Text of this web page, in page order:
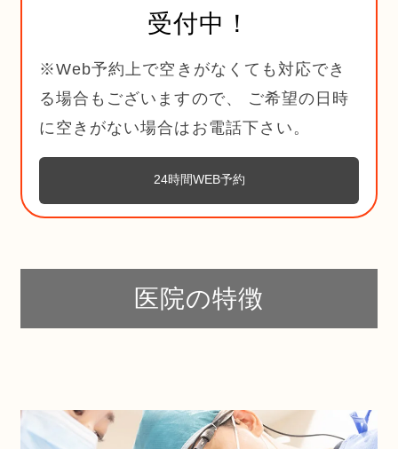
受付中！
※Web予約上で空きがなくても対応でき
る場合もございますので、 ご希望の日時
に空きがない場合はお電話下さい。
24時間WEB予約
医院の特徴